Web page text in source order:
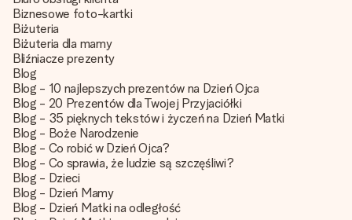
Biznesowe foto-kartki
Biżuteria
Biżuteria dla mamy
Bliźniacze prezenty
Blog
Blog - 10 najlepszych prezentów na Dzień Ojca
Blog - 20 Prezentów dla Twojej Przyjaciółki
Blog - 35 pięknych tekstów i życzeń na Dzień Matki
Blog - Boże Narodzenie
Blog - Co robić w Dzień Ojca?
Blog - Co sprawia, że ludzie są szczęśliwi?
Blog - Dzieci
Blog - Dzień Mamy
Blog - Dzień Matki na odległość